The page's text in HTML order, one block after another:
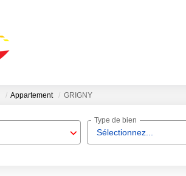
Appartement GRIGNY
Sélectionnez...
Type de bien